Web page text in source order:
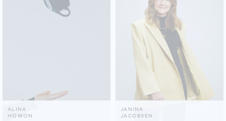
ALINA
HOWON
JANINA
JACOBSEN